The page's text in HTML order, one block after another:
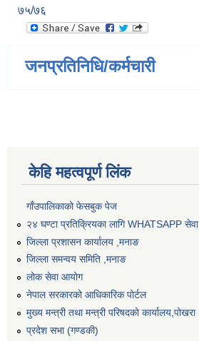
७५/७६
जनप्रतिनिधि/कर्मचारी
केहि महत्वपूर्ण लिंक
गाँउपालिकाको फेसबुक पेज
२४ घण्टा प्रतिक्रियका लागि WHATSAPP सेवा
जिल्ला प्रशासन कार्यालय ,मनाङ
जिल्ला समन्वय समिति ,मनाङ
लोक सेवा आयोग
नेपाल सरकारको आधिकारिक पोर्टल
मुख्य मन्त्री तथा मन्त्री परिषदको कार्यालय,पोखरा
प्रदेश सभा (गण्डकी)